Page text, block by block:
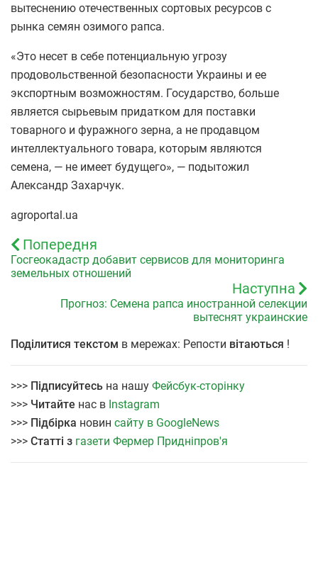
вытеснению отечественных сортовых ресурсов с
рынка семян озимого рапса.
«Это несет в себе потенциальную угрозу
продовольственной безопасности Украины и ее
экспортным возможностям. Государство, больше
является сырьевым придатком для поставки
товарного и фуражного зерна, а не продавцом
интеллектуального товара, которым являются
семена, — не имеет будущего», — подытожил
Александр Захарчук.
agroportal.ua
Попередня
Госгеокадастр добавит сервисов для мониторинга
земельных отношений
Наступна
Прогноз: Семена рапса иностранной селекции
вытеснят украинские
Поділитися текстом в мережах: Репости вітаються !
>>> Підписуйтесь на нашу Фейсбук-сторінку
>>> Читайте нас в Instagram
>>> Підбірка новин сайту в GoogleNews
>>> Статті з газети Фермер Придніпров'я